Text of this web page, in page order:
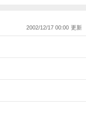
2002/12/17 00:00